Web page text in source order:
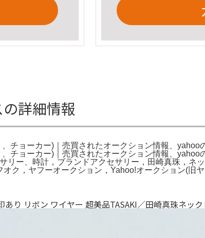
詳細情報
チョーカー)｜売買されたオークション情報、
チョーカー)｜売買されたオークション情報、
リー、時計，ブランドアクセサリー，田崎真珠，ネ
ク，ヤフーオークション，Yahoo!オークション(旧
り リボン ワイヤー 超美品TASAKI／田崎真珠ネッ